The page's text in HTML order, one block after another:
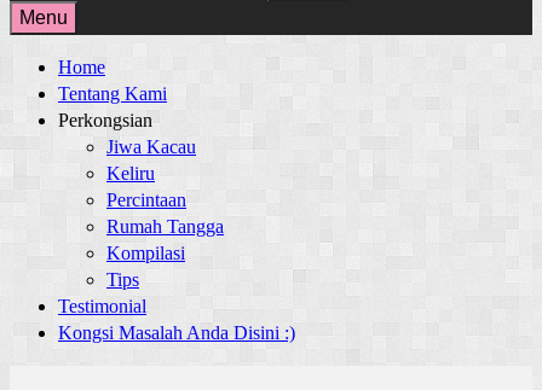
for:
Menu
Home
Tentang Kami
Perkongsian
Jiwa Kacau
Keliru
Percintaan
Rumah Tangga
Kompilasi
Tips
Testimonial
Kongsi Masalah Anda Disini :)